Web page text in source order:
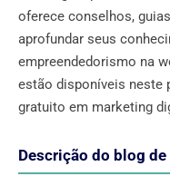
oferece conselhos,
aprofundar seus
empreendedorismo na
estão disponíveis neste
gratuito em marketing
Descrição do blog